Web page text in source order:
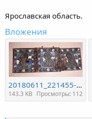
Ярославская область.
Вложения
20180611_221455-800x375.jpg
143.3 KB Просмотры: 112